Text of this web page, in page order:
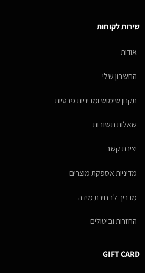
שירות לקוחות
אודות
החשבון שלי
תקנון שימוש ומדיניות פרטיות
שאלות תשובות
יצירת קשר
מדיניות אספקת מוצרים
מדריך לבחירת מידה
החזרות וביטולים
GIFT CARD